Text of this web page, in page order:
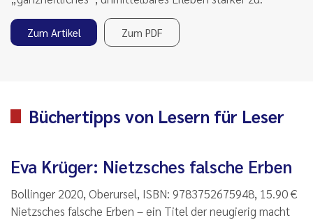
Zum Artikel Zum PDF
Büchertipps von Lesern für Leser
Eva Krüger: Nietzsches falsche Erben
Bollinger 2020, Oberursel, ISBN: 9783752675948, 15.90 €
Nietzsches falsche Erben – ein Titel der neugierig macht